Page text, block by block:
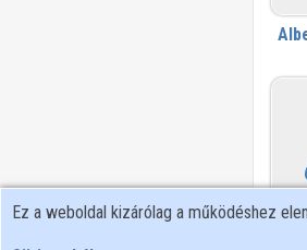
Ez a weboldal kizárólag a működéshez